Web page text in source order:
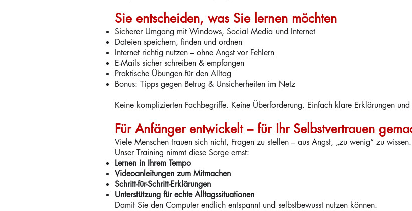
Sie entscheiden, was Sie lernen möchten
Sicherer Umgang mit Windows, Social Media und Internet
Dateien speichern, finden und ordnen
Internet richtig nutzen – ohne Angst vor Fehlern
E-Mails sicher schreiben & empfangen
Praktische Übungen für den Alltag
Bonus: Tipps gegen Betrug & Unsicherheiten im Netz
Keine komplizierten Fachbegriffe. Keine Überforderung. Einfach klare Erklärungen
Für Anfänger entwickelt – für Ihr Selbstvertrauen
Viele Menschen trauen sich nicht, Fragen zu stellen – aus Angst, „zu wenig“ zu wissen.
Unser Training nimmt diese Sorge ernst:
Lernen in Ihrem Tempo
Videoanleitungen zum Mitmachen
Schritt-für-Schritt-Erklärungen
Unterstützung für echte Alltagssituationen
Damit Sie den Computer endlich entspannt und selbstbewusst nutzen können.